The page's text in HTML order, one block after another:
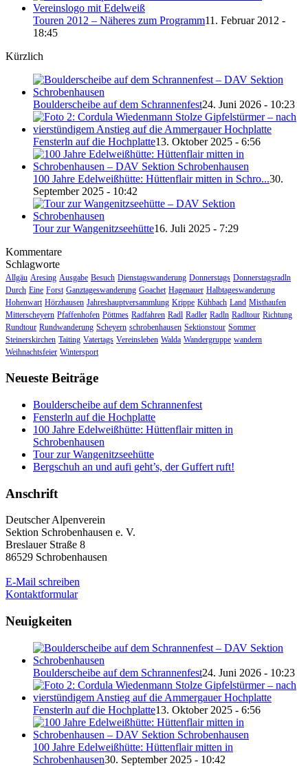
Touren 2012 – Näheres zum Programm11. Februar 2012 -
18:45
Kürzlich
Boulderscheibe auf dem Schrannenfest24. Juni 2026 - 10:23
Fensterln auf die Hochplatte13. Oktober 2025 - 6:56
100 Jahre Edelweißhütte: Hüttenflair mitten in Schro...30.
September 2025 - 10:42
Tour zur Wangenitzseehütte16. Juli 2025 - 7:29
Kommentare
Schlagworte
Allgäu Aresing Ausgabe Besuch Dienstagswanderung Donnerstags Donnerstagsradln
Durch Eine Forst Ganztageswanderung Goachet Hagenauer Halbtageswanderung
Hohenwart Hörzhausen Jahreshauptversammlung Krippe Kühbach Land Misthaufen
Mitterscheyern Pfaffenhofen Pöttmes Radfahren Radl Radler Radln Radltour Richtung
Rundtour Rundwanderung Scheyern schrobenhausen Sektionstour Sommer
Steinerskirchen Taiting Vatertags Vereinsleben Walda Wandergruppe wandern
Weihnachtsfeier Wintersport
Neueste Beiträge
Boulderscheibe auf dem Schrannenfest
Fensterln auf die Hochplatte
100 Jahre Edelweißhütte: Hüttenflair mitten in
Schrobenhausen
Tour zur Wangenitzseehütte
Bergschuh an und aufi geht’s, der Guffert ruft!
Anschrift
Deutscher Alpenverein
Sektion Schrobenhausen e. V.
Breslauer Straße 8
86529 Schrobenhausen
E-Mail schreiben
Kontaktformular
Neuigkeiten
Boulderscheibe auf dem Schrannenfest24. Juni 2026 - 10:23
Fensterln auf die Hochplatte13. Oktober 2025 - 6:56
100 Jahre Edelweißhütte: Hüttenflair mitten in
Schrobenhausen30. September 2025 - 10:42